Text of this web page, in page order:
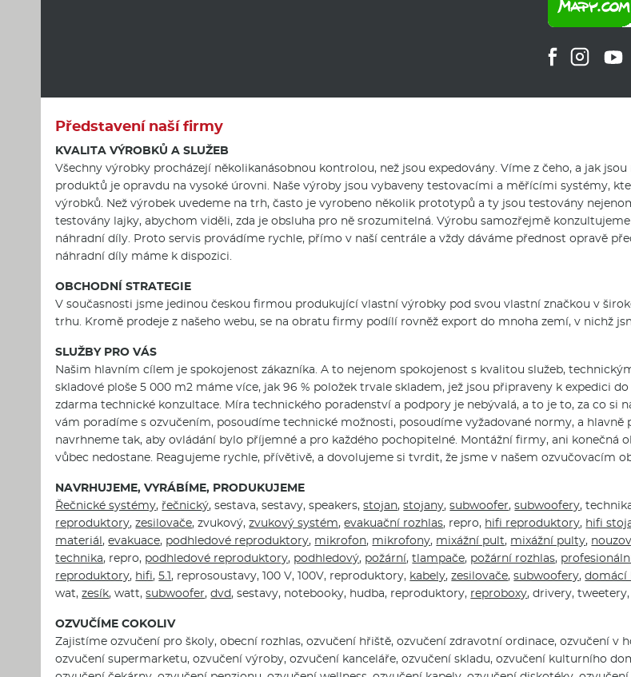
Představení naší firmy
KVALITA VÝROBKŮ A SLUŽEB
Všechny výrobky procházejí několikanásobnou kontrolou, než jsou expedovány. Víme z čeho, a jak
produktů je opravdu na vysoké úrovni. Naše výroby jsou vybaveny testovacími a měřícími systémy,
výrobků. Než výrobek uvedeme na trh, často je vyrobeno několik prototypů a ty jsou testovány
testovány lajky, abychom viděli, zda je obsluha pro ně srozumitelná. Výrobu samozřejmě
náhradní díly. Proto servis provádíme rychle, přímo v naší centrále a vždy dáváme přednost opravě
náhradní díly máme k dispozici.
OBCHODNÍ STRATEGIE
V současnosti jsme jedinou českou firmou produkující vlastní výrobky pod svou vlastní značkou v
trhu. Kromě prodeje z našeho webu, se na obratu firmy podílí rovněž export do mnoha zemí, v nichž
SLUŽBY PRO VÁS
Našim hlavním cílem je spokojenost zákazníka. A to nejenom spokojenost s kvalitou služeb,
skladové ploše 5 000 m2 máme více, jak 96 % položek trvale skladem, jež jsou připraveny k expedici
zdarma technické konzultace. Míra technického poradenství a podpory je nebývalá, a to je to, za co si
vám poradíme s ozvučením, posoudíme technické možnosti, posoudíme vyžadované normy, a
navrhneme tak, aby ovládání bylo příjemné a pro každého pochopitelné. Montážní firmy, ani konečná
vůbec nedostane. Reagujeme rychle, přívětivě, a dovolujeme si tvrdit, že jsme v našem ozvučovacím
NAVRHUJEME, VYRÁBÍME, PRODUKUJEME
Řečnické systémy, řečnický, sestava, sestavy, speakers,stojan,stojany,subwoofer,subwoofery,
reproduktory,zesilovače, zvukový,zvukový systém,evakuační rozhlas, repro, hifi reproduktory, hifi
materiál,evakuace, podhledové reproduktory, mikrofon, mikrofony, mixážní pult, mixážní pulty,
technika, repro, podhledové reproduktory, podhledový, požární,tlampače, požární rozhlas,
reproduktory, hifi,5.1, reprosoustavy, 100 V, 100V, reproduktory, kabely,zesilovače,subwoofery,domácí
wat,zesík, watt,subwoofer,dvd, sestavy, notebooky, hudba, reproduktory, reproboxy, drivery,
OZVUČÍME COKOLIV
Zajistíme ozvučení pro školy, obecní rozhlas, ozvučení hřiště, ozvučení zdravotní ordinace, ozvučení
ozvučení supermarketu, ozvučení výroby, ozvučení kanceláře, ozvučení skladu, ozvučení kulturního